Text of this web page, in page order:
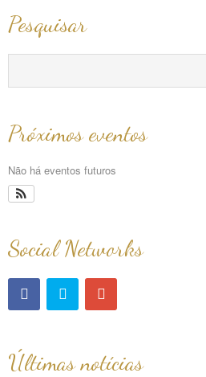
Pesquisar
Próximos eventos
Não há eventos futuros
Social Networks
Últimas notícias